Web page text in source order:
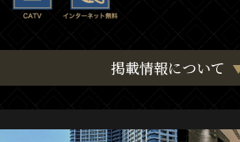
掲載情報について